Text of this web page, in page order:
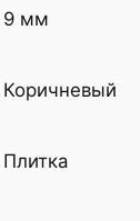
9 мм
Коричневый
Плитка